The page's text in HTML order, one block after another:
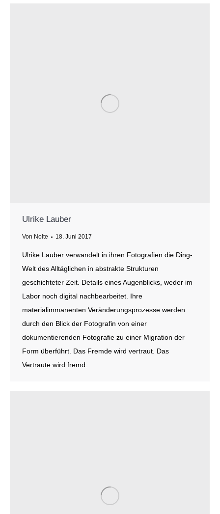
Ulrike Lauber
Von Nolte 18. Juni 2017
Ulrike Lauber verwandelt in ihren Fotografien die Ding-
Welt des Alltäglichen in abstrakte Strukturen
geschichteter Zeit. Details eines Augenblicks, weder im
Labor noch digital nachbearbeitet. Ihre
materialimmanenten Veränderungsprozesse werden
durch den Blick der Fotografin von einer
dokumentierenden Fotografie zu einer Migration der
Form überführt. Das Fremde wird vertraut. Das
Vertraute wird fremd.